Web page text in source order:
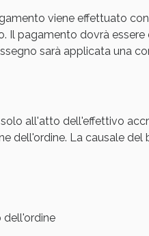
viene effettuato
Il pagamento dovrà
sarà applicata una
all'atto dell'effettivo
dell'ordine. La causale del
Sconto fino al